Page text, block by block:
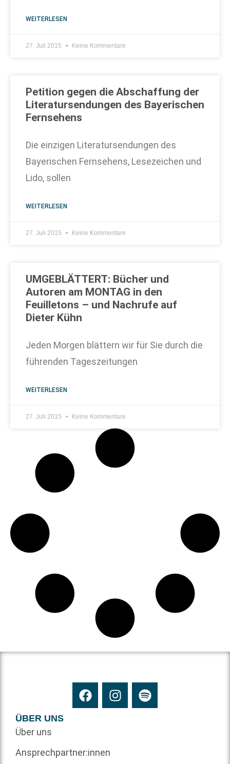
WEITERLESEN
27. Juli 2015 Keine Kommentare
Petition gegen die Abschaffung der
Literatursendungen des Bayerischen
Fernsehens
Die einzigen Literatursendungen des
Bayerischen Fernsehens, Lesezeichen und
Lido, sollen
WEITERLESEN
27. Juli 2015 Keine Kommentare
UMGEBLÄTTERT: Bücher und
Autoren am MONTAG in den
Feuilletons – und Nachrufe auf
Dieter Kühn
Jeden Morgen blättern wir für Sie durch die
führenden Tageszeitungen
WEITERLESEN
27. Juli 2015 Keine Kommentare
ÜBER UNS
Über uns
Ansprechpartner:innen